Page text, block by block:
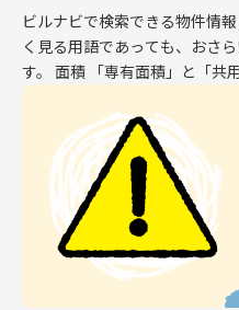
ビルナビで検索できる物件情
く見る用語であっても、おさ
す。 面積 「専有面積」と「共
専有面積はオフィスとして利